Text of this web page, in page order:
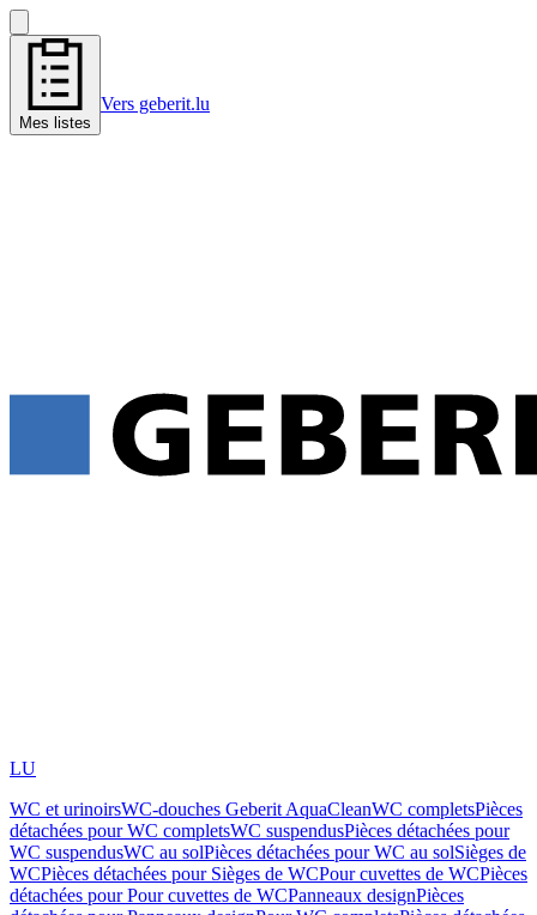
Mes listes
Vers geberit.lu
LU
WC et urinoirsWC-douches Geberit AquaCleanWC completsPièces
détachées pour WC completsWC suspendusPièces détachées pour
WC suspendusWC au solPièces détachées pour WC au solSièges de
WCPièces détachées pour Sièges de WCPour cuvettes de WCPièces
détachées pour Pour cuvettes de WCPanneaux designPièces